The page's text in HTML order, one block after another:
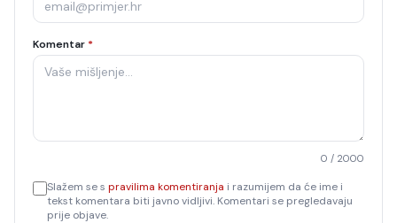
Komentar *
0 / 2000
Slažem se s pravilima komentiranja i razumijem da će ime i
tekst komentara biti javno vidljivi. Komentari se pregledavaju
prije objave.